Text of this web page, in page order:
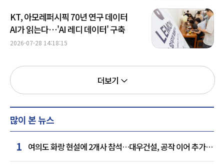
KT, 아모레퍼시픽 70년 연구 데이터
AI가 읽는다…'AI 레디 데이터' 구축
2026-07-28 14:18:15
더보기
많이 본 뉴스
1 여의도 화랑 현설에 2개사 참석…대우건설, 공작 이어 추가
거점 확보하나